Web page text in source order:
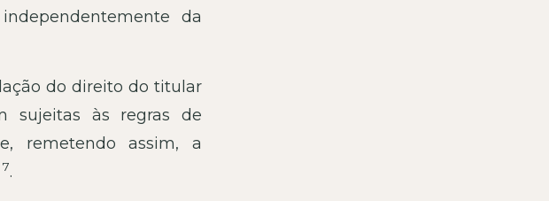
da
do direito do titular
sujeitas às regras de
remetendo assim, a
7.